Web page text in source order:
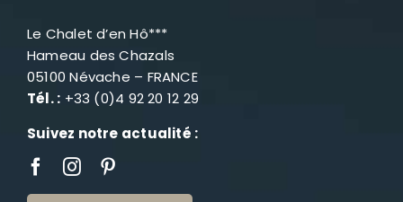
Le Chalet d’en Hô***
Hameau des Chazals
05100 Névache – FRANCE
Tél. : +33 (0)4 92 20 12 29
Suivez notre actualité :